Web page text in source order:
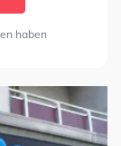
haben